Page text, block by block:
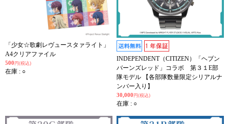
「少女☆歌劇レヴュースタァライト」
A4クリアファイル
500 円(税込)
在庫 : ○
INDEPENDENT（CITIZEN）「ヘブン
バーンズレッド」コラボ 第３１E部
隊モデル 【各部隊数量限定シリアルナ
ンバー入り】
30,000 円(税込)
在庫 : ○